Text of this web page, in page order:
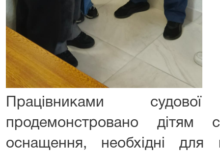
Працівниками
продемонстровано дітям
оснащення, необхідні для